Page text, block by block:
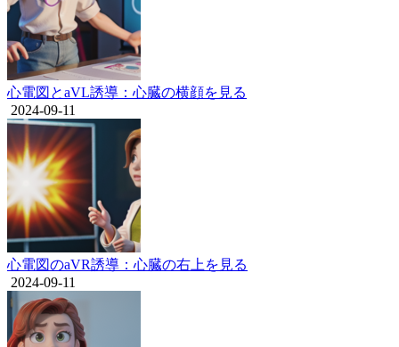
心電図とaVL誘導：心臓の横顔を見る
2024-09-11
心電図のaVR誘導：心臓の右上を見る
2024-09-11